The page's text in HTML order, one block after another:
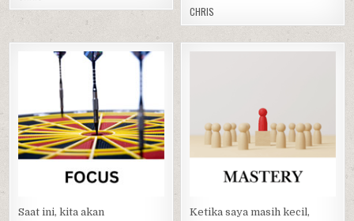
CHRIS
in
Saat ini, kita akan
Ketika saya masih kecil,